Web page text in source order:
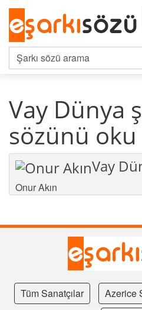
Vay Dünya
sözünü oku
Vay
Onur Akın
Tüm Sanatçılar Azerice